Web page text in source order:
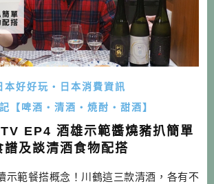
本好好玩・日本消費資訊
【啤酒・清酒・焼酎・甜酒】
EP4 酒雄示範醬燒豬扒簡單
譜及談清酒食物配搭
示範餐搭概念！川鶴這三款清酒，各有不